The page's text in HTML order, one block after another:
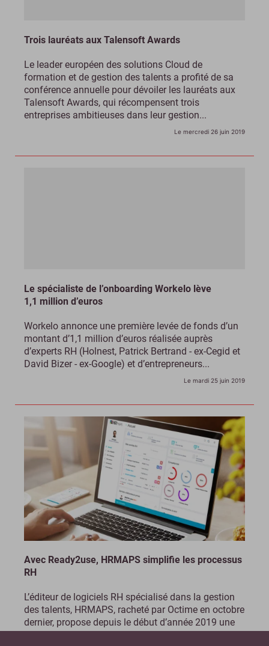
Trois lauréats aux Talensoft Awards
Le leader européen des solutions Cloud de
formation et de gestion des talents a profité de sa
conférence annuelle pour dévoiler les lauréats aux
Talensoft Awards, qui récompensent trois
entreprises ambitieuses dans leur gestion...
Le mercredi 26 juin 2019
Le spécialiste de l’onboarding Workelo lève
1,1 million d’euros
Workelo annonce une première levée de fonds d’un
montant d’1,1 million d’euros réalisée auprès
d’experts RH (Holnest, Patrick Bertrand - ex-Cegid et
David Bizer - ex-Google) et d’entrepreneurs...
Le mardi 25 juin 2019
Avec Ready2use, HRMAPS simplifie les processus
RH
L’éditeur de logiciels RH spécialisé dans la gestion
des talents, HRMAPS, racheté par Octime en octobre
dernier, propose depuis le début d’année 2019 une